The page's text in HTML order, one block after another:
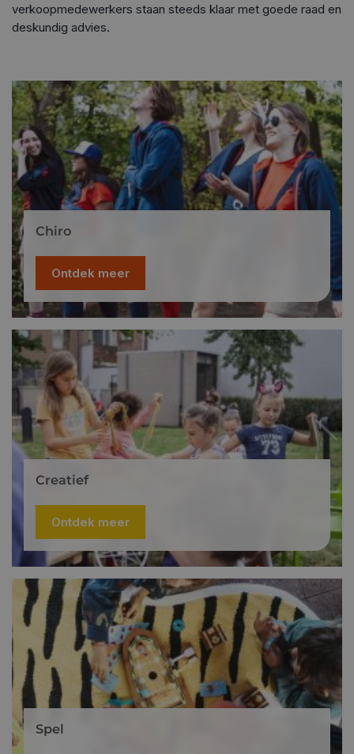
verkoopmedewerkers staan steeds klaar met goede raad en
deskundig advies.
Chiro
Ontdek meer
Creatief
Ontdek meer
Spel